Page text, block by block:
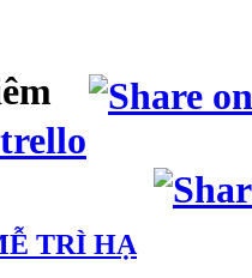
TRÌ HẠ